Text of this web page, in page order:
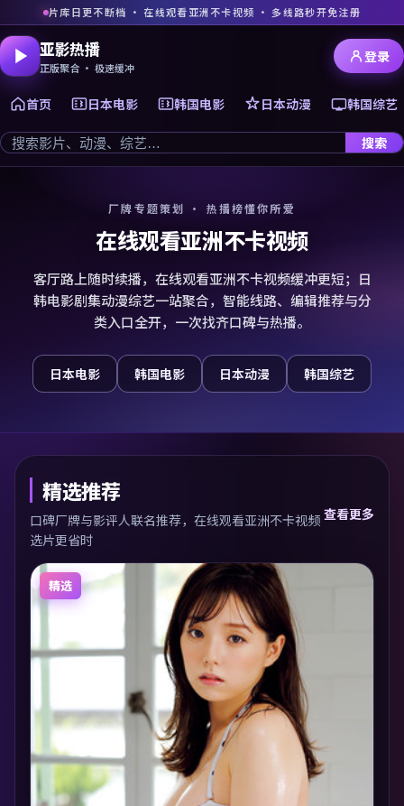
片库日更不断档 · 在线观看亚洲不卡视频 · 多线路秒开免注册
亚影热播
正版聚合 · 极速缓冲
首页 日本电影 韩国电影 日本动漫 韩国综艺
搜索
登录
厂牌专题策划 · 热播榜懂你所爱
在线观看亚洲不卡视频
客厅路上随时续播，在线观看亚洲不卡视频缓冲更短；日
韩电影剧集动漫综艺一站聚合，智能线路、编辑推荐与分
类入口全开，一次找齐口碑与热播。
日本电影 韩国电影 日本动漫 韩国综艺
精选推荐
口碑厂牌与影评人联名推荐，在线观看亚洲不卡视频
选片更省时
查看更多
精选